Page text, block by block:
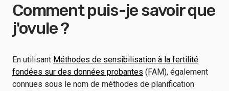
Comment puis-je savoir que
j'ovule ?
En utilisant Méthodes de sensibilisation à la fertilité
fondées sur des données probantes (FAM), également
connues sous le nom de méthodes de planification